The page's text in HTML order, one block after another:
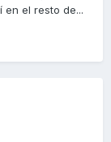
el resto de...